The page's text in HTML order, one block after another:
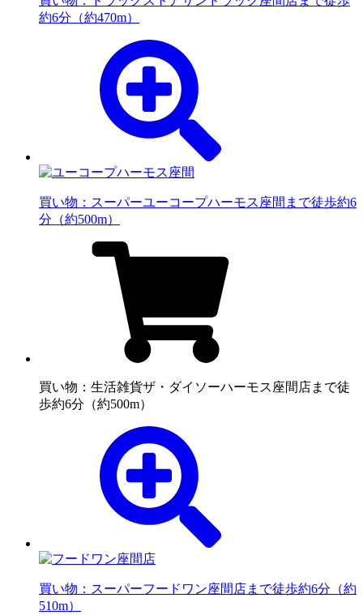
約6分（約470m）
買い物：スーパーユーコープハーモス座間まで徒歩約6
分（約500m）
買い物：生活雑貨ザ・ダイソーハーモス座間店まで徒
歩約6分（約500m）
買い物：スーパーフードワン座間店まで徒歩約6分（約
510m）